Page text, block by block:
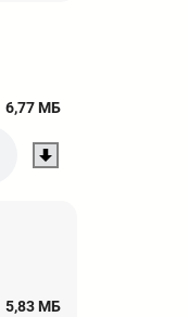
6,77 МБ
5,83 МБ